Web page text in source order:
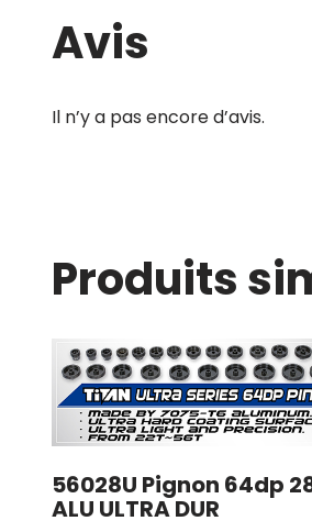
Avis
Il n’y a pas encore d’avis.
Produits
56028U Pignon 64dp
ALU ULTRA DUR